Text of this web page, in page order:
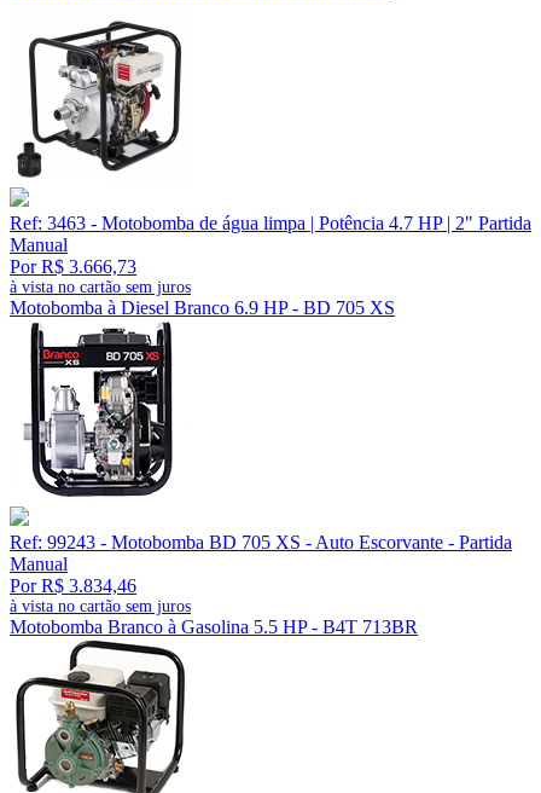
Ref: 3463 - Motobomba de água limpa | Potência 4.7 HP | 2" Partida
Manual
Por R$ 3.666,73
à vista no cartão sem juros
Motobomba à Diesel Branco 6.9 HP - BD 705 XS
Ref: 99243 - Motobomba BD 705 XS - Auto Escorvante - Partida
Manual
Por R$ 3.834,46
à vista no cartão sem juros
Motobomba Branco à Gasolina 5.5 HP - B4T 713BR